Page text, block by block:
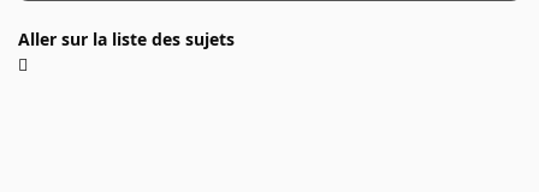
Aller sur la liste des sujets